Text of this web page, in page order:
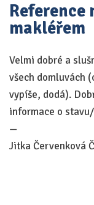
Reference
makléřem
Velmi dobré a
všech domluvách
vypíše, dodá).
informace o
—
Jitka Červenková